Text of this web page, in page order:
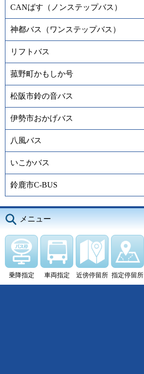
CANばす（ノンステップバス）
神都バス（ワンステップバス）
リフトバス
菰野町かもしか号
松阪市鈴の音バス
伊勢市おかげバス
八風バス
いこかバス
鈴鹿市C-BUS
メニュー
乗降指定 車両指定 近傍停留所 指定停留所